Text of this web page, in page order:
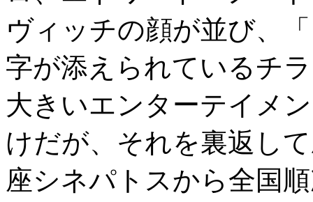
ヴィッチの顔が並び、
字が添えられているチ
大きいエンターテイメ
けだが、それを裏返し
座シネパトスから全国